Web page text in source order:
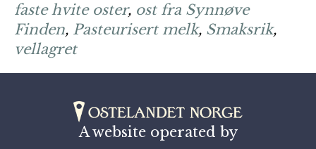
faste hvite oster, ost fra Synnøve
Finden, Pasteurisert melk, Smaksrik,
vellagret
A website operated by